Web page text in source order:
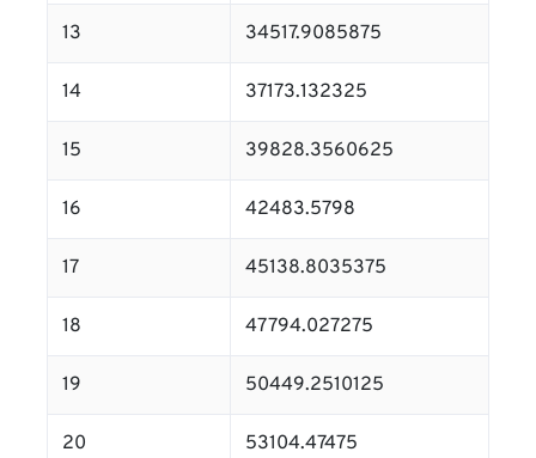
13 34517.9085875
14 37173.132325
15 39828.3560625
16 42483.5798
17 45138.8035375
18 47794.027275
19 50449.2510125
20 53104.47475